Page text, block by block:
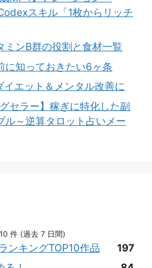
スキル「1枚からリッチ
ミンB群の役割と食材一覧
に知っておきたい6ヶ条
イエット＆メンタル改善に
セラー】稼ぎに特化した副
ル～逆算タロット占いメー
件 (過去 7 日間)
ンキングTOP10作品
197